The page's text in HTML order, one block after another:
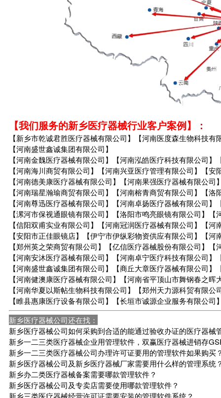
【我们服务的新乡医疗器械行业客户案例】：
【新乡市乾诚君胜医疗器械有限公司】【河南医度森生物科技
【河南盛世鑫诚集团有限公司】
【河南金魏医疗器械有限公司】【河南泓皓医疗科技有限公司
【河南海川商贸有限公司】【河南兴亚医疗管理有限公司】【安
【河南德美康医疗器械有限公司】【河南果强医疗器械有限公
【河南瑞星瀚瑜商贸有限公司】【河南榕青商贸有限公司】【洛
【河南尊迅医疗器械有限公司】【河南卓扬医疗器械有限公司】
【漯河市保视通眼镜有限公司】【洛阳市鸣亮眼镜有限公司】
【信阳双甫实业有限公司】【河南冠润医疗器械有限公司】【河
【安阳市正佳眼镜店】【伊宁市伊纵彩物资供应有限公司】【
【郑州英之荣商贸有限公司】【亿信医疗器械股份有限公司】
【河南安沐医疗器械有限公司】【河南卓宁医疗科技有限公司
【河南盛世鑫诚集团有限公司】【商丘大章医疗器械有限公司
【河南健澳康医疗器械有限公司】【河南省平顶山市舞钢春之
【河南华夏以斯帖生物科技有限公司】【郑州天力源科贸有限
【睢县惠康医疗设备有限公司】【长垣市诚源企业服务有限公
新乡医疗器械公司还在找：
新乡医疗器械公司如何采购到合适的能通过验收办证的医疗器械
新乡一二三类医疗器械企业用管理软件，双赢医疗器械进销存
新乡一二三类医疗器械公司办理许可证要用的管理软件如果购买
新乡医疗器械公司及新乡医疗器械厂家需要用什么样的管理系统
新乡办二类医疗器械备案需要哪款管理软件？
新乡医疗器械公司及专卖店需要使用哪款管理软件？
新乡三类医疗器械经营许可证需要安装的管理软件系统？